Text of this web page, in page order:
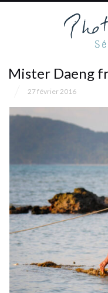
Mister Daeng
27 février 2016